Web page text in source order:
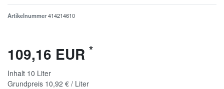
Artikelnummer414214610
109,16 EUR *
Inhalt 10 Liter
Grundpreis 10,92 € / Liter